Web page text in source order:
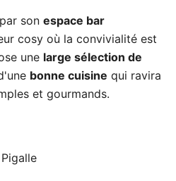
son espace bar
cosy où la convivialité est
une large sélection de
bonne cuisine qui ravira
et gourmands.